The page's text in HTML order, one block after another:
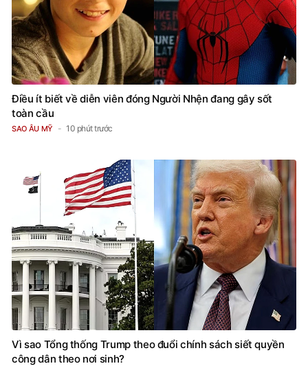
Điều ít biết về diễn viên đóng Người Nhện đang gây sốt
toàn cầu
SAO ÂU MỸ 10 phút trước
Vì sao Tổng thống Trump theo đuổi chính sách siết quyền
công dân theo nơi sinh?